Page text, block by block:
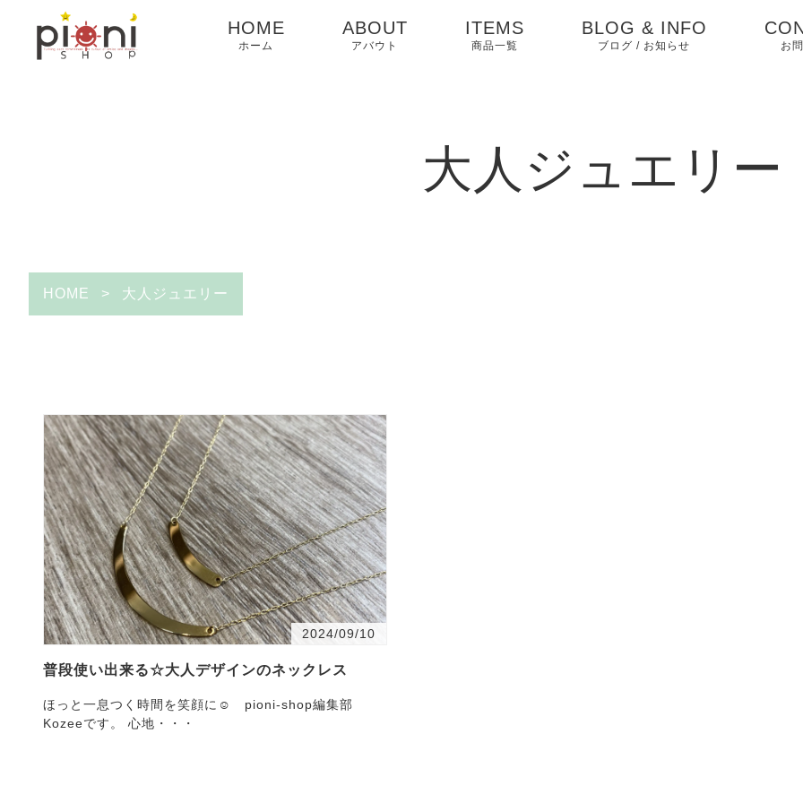
HOME
ホーム
ABOUT
アバウト
ITEMS
商品一覧
BLOG & INFO
ブログ / お知らせ お
大人ジュエリー
HOME > 大人ジュエリー
2024/09/10
普段使い出来る☆大人デザインのネックレス
ほっと一息つく時間を笑顔に☺ pioni-shop編集部
Kozeeです。 心地・・・